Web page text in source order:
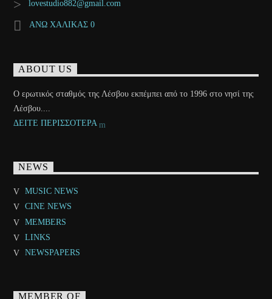
lovestudio882@gmail.com
ΑΝΩ ΧΑΛΙΚΑΣ 0
ABOUT US
Ο ερωτικός σταθμός της Λέσβου εκπέμπει από το 1996 στο νησί της
Λέσβου....
ΔΕΙΤΕ ΠΕΡΙΣΣΟΤΕΡΑ
NEWS
MUSIC NEWS
CINE NEWS
MEMBERS
LINKS
NEWSPAPERS
MEMBER OF